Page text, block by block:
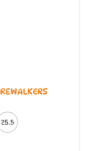
25.5